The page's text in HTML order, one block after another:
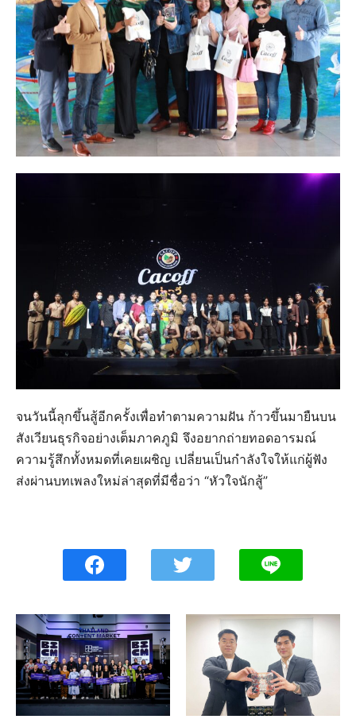
จนวันนี้ลุกขึ้นสู้อีกครั้งเพื่อทำตามความฝัน ก้าวขึ้นมายืนบน
สังเวียนธุรกิจอย่างเต็มภาคภูมิ จึงอยากถ่ายทอดอารมณ์
ความรู้สึกทั้งหมดที่เคยเผชิญ เปลี่ยนเป็นกำลังใจให้แก่ผู้ฟัง
ส่งผ่านบทเพลงใหม่ล่าสุดที่มีชื่อว่า “หัวใจนักสู้”